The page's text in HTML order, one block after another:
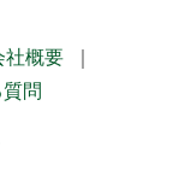
社概要
｜
問